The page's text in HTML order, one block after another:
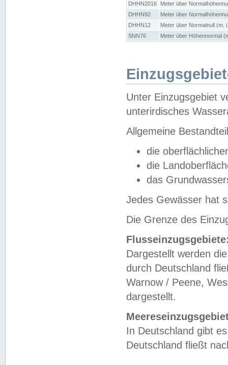
DHHN2016
Meter über
DHHN92
Meter über
DHHN12
Meter über Normalnull (m.
SNN76
Meter über Höhennormal
Unter Einzugsgebiet
unterirdisches
Allgemeine
die
die
das
Jedes Gewässer hat
Die Grenze des
Dargestellt werden
durch Deutschland
Warnow / Peene,
dargestellt.
In Deutschland gibt
Deutschland fließt